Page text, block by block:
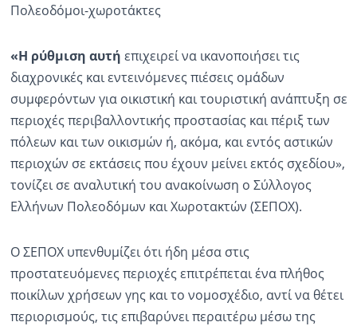
Πολεοδόμοι-χωροτάκτες
«Η ρύθμιση αυτή επιχειρεί να ικανοποιήσει τις
διαχρονικές και εντεινόμενες πιέσεις ομάδων
συμφερόντων για οικιστική και τουριστική ανάπτυξη σε
περιοχές περιβαλλοντικής προστασίας και πέριξ των
πόλεων και των οικισμών ή, ακόμα, και εντός αστικών
περιοχών σε εκτάσεις που έχουν μείνει εκτός σχεδίου»,
τονίζει σε αναλυτική του ανακοίνωση ο Σύλλογος
Ελλήνων Πολεοδόμων και Χωροτακτών (ΣΕΠΟΧ).
Ο ΣΕΠΟΧ υπενθυμίζει ότι ήδη μέσα στις
προστατευόμενες περιοχές επιτρέπεται ένα πλήθος
ποικίλων χρήσεων γης και το νομοσχέδιο, αντί να θέτει
περιορισμούς, τις επιβαρύνει περαιτέρω μέσω της